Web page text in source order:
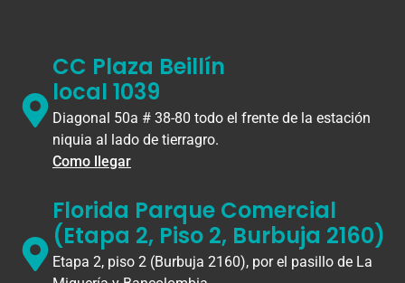
CC Plaza Beillín
local 1039
Diagonal 50a # 38-80 todo el frente de la estación
niquia al lado de tierragro.
Como llegar
Florida Parque Comercial
(Etapa 2, Piso 2, Burbuja 2160)
Etapa 2, piso 2 (Burbuja 2160), por el pasillo de La